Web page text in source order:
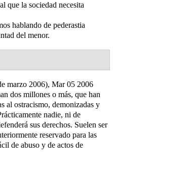
que la sociedad necesita
hablando de pederastia
del menor.
marzo 2006), Mar 05 2006
dos millones o más, que han
al ostracismo, demonizadas y
nadie, ni de
sus derechos. Suelen ser
reservado para las
de abuso y de actos de